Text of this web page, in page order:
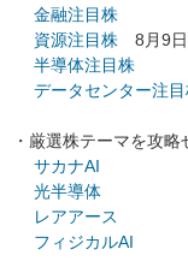
金融注目株
資源注目株 8月9
半導体注目株
データセンター注
・厳選株テーマを攻略
サカナAI
光半導体
レアアース
フィジカルAI